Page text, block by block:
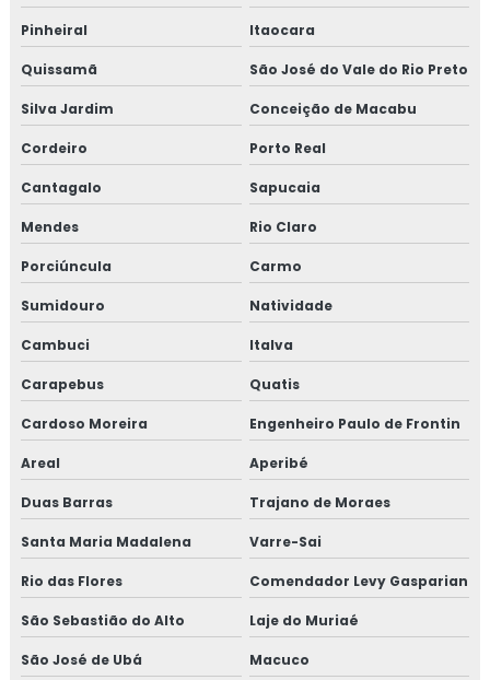
EMPRESA DE REPAROS EM TUBULAÇÕES
SERVIÇOS DE MANUTENÇÃO PREDIAL
EMPRESA DE MANUTENÇÃO PREDIAL
EMPRESA DE MANUTENÇÃO PREDIAL RJ
TREINAMENTO NR10 ONLINE
TREINAMENTO NR10 PREÇO
TREINAMENTO NR10 VALOR
TESTE HIDROSTÁTICO COMPRESSOR
TESTE HIDROSTÁTICO NR13
TESTE HIDROSTATICO VASO DE PRESSÃO
TESTE HIDROSTÁTICO EM MANGUEIRAS
TESTE HIDROSTÁTICO COMPRESSOR DE AR
NR13 TESTE HIDROSTATICO
TESTE HIDROSTÁTICO TUBULAÇÃO
INCENDIO
Pinheiral Itaocara
Quissamã São José do Vale do Rio Preto
Silva Jardim Conceição de Macabu
Cordeiro Porto Real
Cantagalo Sapucaia
Mendes Rio Claro
Porciúncula Carmo
Sumidouro Natividade
Cambuci Italva
Carapebus Quatis
Cardoso Moreira Engenheiro Paulo de Frontin
Areal Aperibé
Duas Barras Trajano de Moraes
Santa Maria Madalena Varre-Sai
Rio das Flores Comendador Levy Gasparian
São Sebastião do Alto Laje do Muriaé
São José de Ubá
Macuco